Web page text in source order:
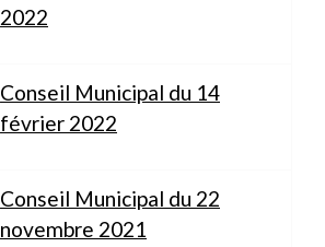
2022
Conseil Municipal du 14
février 2022
Conseil Municipal du 22
novembre 2021